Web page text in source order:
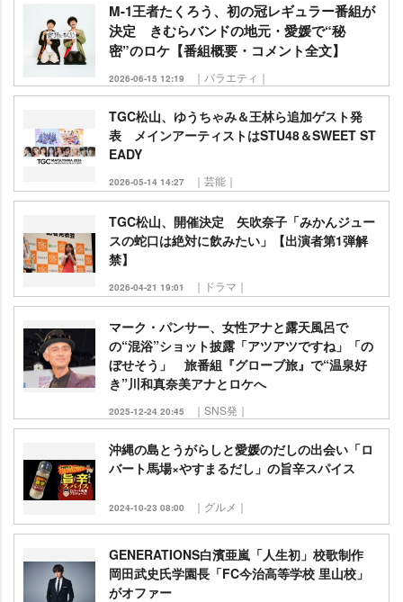
M-1王者たくろう、初の冠レギュラー番組が
決定 きむらバンドの地元・愛媛で“秘
密”のロケ【番組概要・コメント全文】
2026-06-15 12:19 ｜バラエティ｜
TGC松山、ゆうちゃみ＆王林ら追加ゲスト発
表 メインアーティストはSTU48＆SWEET ST
EADY
2026-05-14 14:27 ｜芸能｜
TGC松山、開催決定 矢吹奈子「みかんジュー
スの蛇口は絶対に飲みたい」【出演者第1弾解
禁】
2026-04-21 19:01 ｜ドラマ｜
マーク・パンサー、女性アナと露天風呂で
の“混浴”ショット披露「アツアツですね」「の
ぼせそう」 旅番組『グローブ旅』で“温泉好
き”川和真奈美アナとロケへ
2025-12-24 20:45 ｜SNS発｜
沖縄の島とうがらしと愛媛のだしの出会い「ロ
バート馬場×やすまるだし」の旨辛スパイス
2024-10-23 08:00 ｜グルメ｜
GENERATIONS白濱亜嵐「人生初」校歌制作
岡田武史氏学園長「FC今治高等学校 里山校」
がオファー